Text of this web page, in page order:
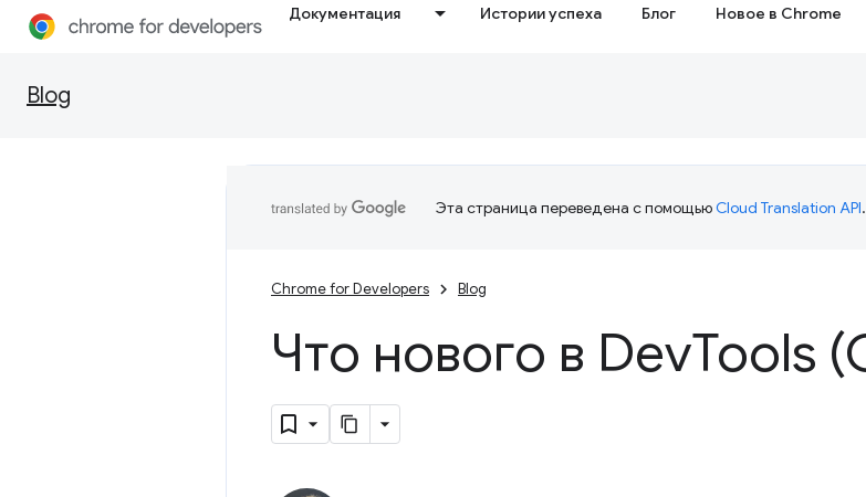
Документация Истории успеха Блог Новое в Chrome
Blog
Эта страница переведена с помощьюCloud Translation API.
Chrome for Developers Blog
Что нового в DevTools